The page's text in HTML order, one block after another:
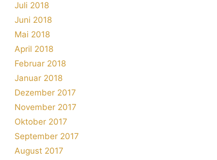
Juli 2018
Juni 2018
Mai 2018
April 2018
Februar 2018
Januar 2018
Dezember 2017
November 2017
Oktober 2017
September 2017
August 2017